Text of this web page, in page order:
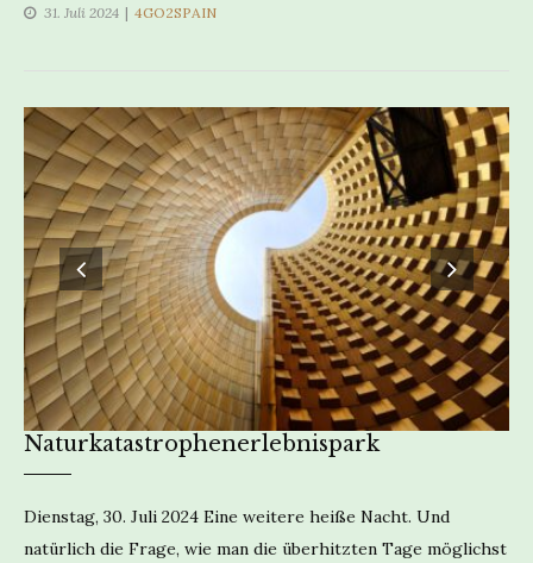
31. Juli 2024 CATEGORIES
4GO2SPAIN
Naturkatastrophenerlebnispark
Dienstag, 30. Juli 2024 Eine weitere heiße Nacht. Und
natürlich die Frage, wie man die überhitzten Tage möglichst